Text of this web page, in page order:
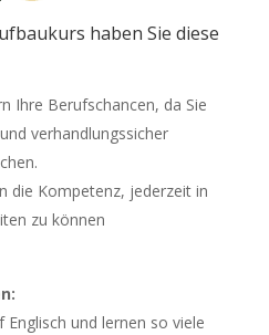
haben Sie diese
Ihre Berufschancen, da Sie
verhandlungssicher
die Kompetenz, jederzeit in
zu können
Englisch und lernen so viele